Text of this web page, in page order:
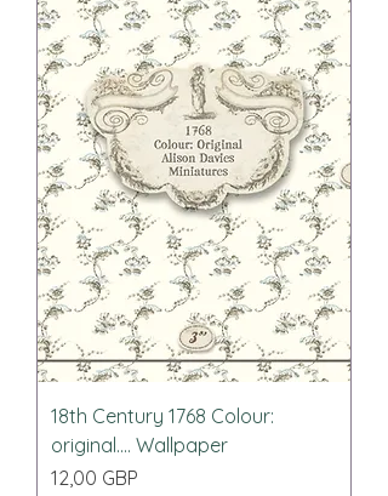
18th Century 1768 Colour:
original.... Wallpaper
Precio
12,00 GBP